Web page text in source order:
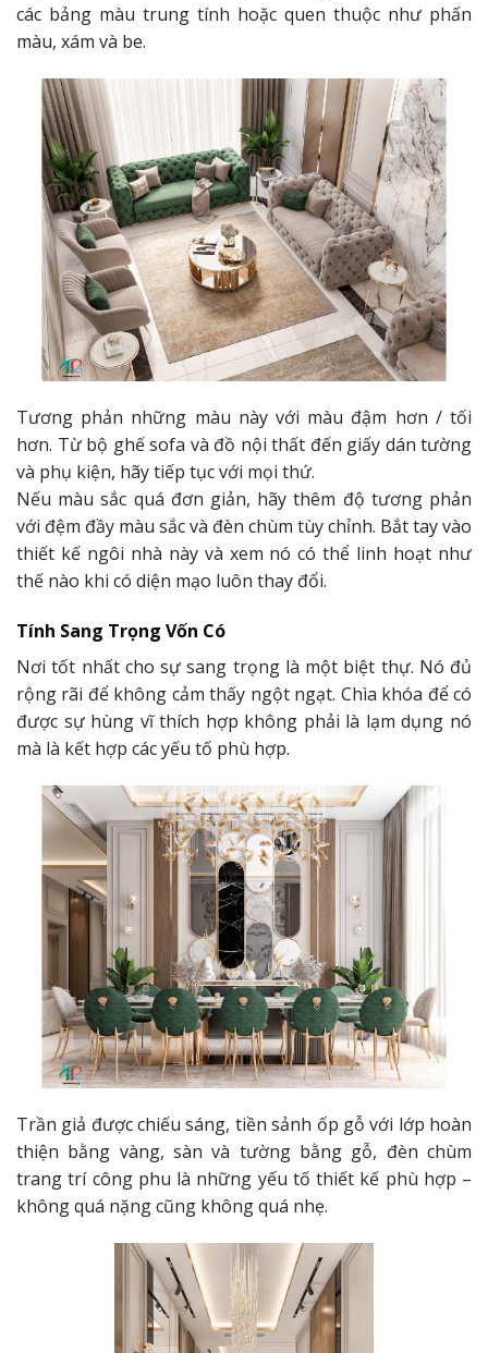
các bảng màu trung tính hoặc quen thuộc như phấn
màu, xám và be.
Tương phản những màu này với màu đậm hơn / tối
hơn. Từ bộ ghế sofa và đồ nội thất đến giấy dán tường
và phụ kiện, hãy tiếp tục với mọi thứ.
Nếu màu sắc quá đơn giản, hãy thêm độ tương phản
với đệm đầy màu sắc và đèn chùm tùy chỉnh. Bắt tay vào
thiết kế ngôi nhà này và xem nó có thể linh hoạt như
thế nào khi có diện mạo luôn thay đổi.
Tính Sang Trọng Vốn Có
Nơi tốt nhất cho sự sang trọng là một biệt thự. Nó đủ
rộng rãi để không cảm thấy ngột ngạt. Chìa khóa để có
được sự hùng vĩ thích hợp không phải là lạm dụng nó
mà là kết hợp các yếu tố phù hợp.
Trần giả được chiếu sáng, tiền sảnh ốp gỗ với lớp hoàn
thiện bằng vàng, sàn và tường bằng gỗ, đèn chùm
trang trí công phu là những yếu tố thiết kế phù hợp –
không quá nặng cũng không quá nhẹ.